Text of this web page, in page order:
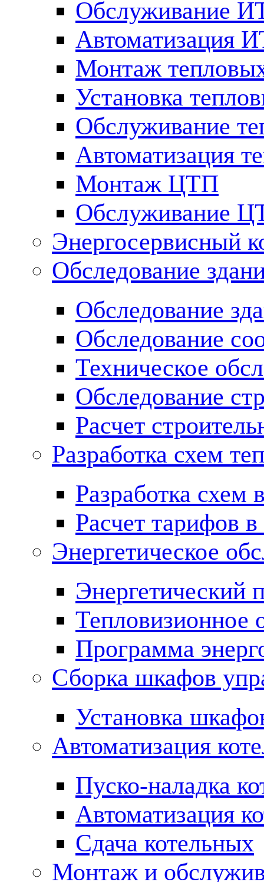
Обслуживание
Автоматизация
Монтаж
Установка
Обслуживание
Автоматизация
Монтаж ЦТП
Обслуживание
Энергосервисный
Обследование
Обследование
Обследование
Техническое
Обследование
Расчет
Разработка схем
Разработка схем
Расчет тарифов
Энергетическое
Энергетический
Тепловизионное
Программа
Сборка шкафов
Установка
Автоматизация
Пуско-наладка
Автоматизация
Сдача котельных
Монтаж и